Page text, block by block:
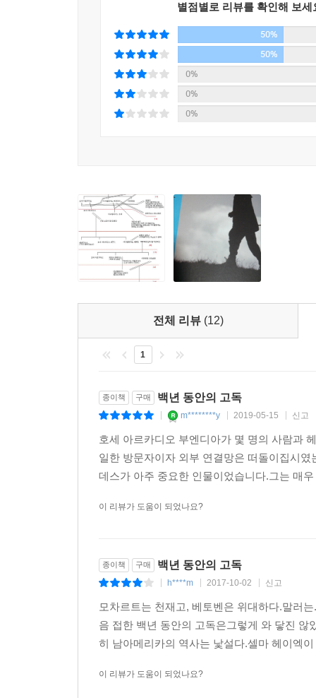
별점별로 리뷰를 확인해 보세
50%
50%
0%
0%
0%
전체 리뷰 (12)
1
종이책 구매 백년 동안의 고독
m********y 2019-05-15 신고
호세 아르카디오 부엔디아가 몇 명의 사람과
일한 방문자이자 외부 연결망은 떠돌이집시
데스가 아주 중요한 인물이었습니다.그는 매
이 리뷰가 도움이 되었나요?
종이책 구매 백년 동안의 고독
h****m 2017-10-02 신고
모차르트는 천재고, 베토벤은 위대하다.말러
음 접한 백년 동안의 고독은그렇게 와 닿진
히 남아메리카의 역사는 낯설다.셀마 헤이엑
이 리뷰가 도움이 되었나요?